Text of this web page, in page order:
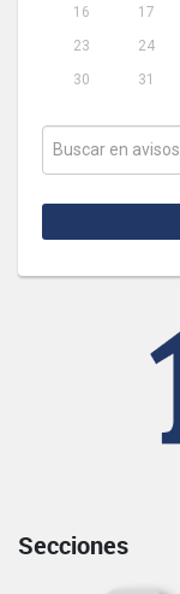
16
17
23
24
30
31
Secciones